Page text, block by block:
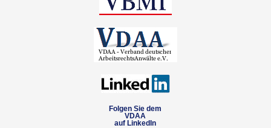
Folgen Sie dem
VDAA
auf LinkedIn